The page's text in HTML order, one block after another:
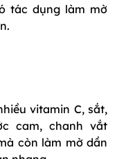
tác dụng làm mờ
vitamin C, sắt,
cam, chanh vắt
còn làm mờ dần